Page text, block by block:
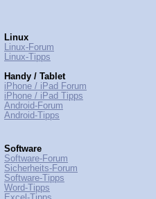
Linux
Linux-Forum
Linux-Tipps
Handy / Tablet
iPhone / iPad Forum
iPhone / iPad Tipps
Android-Forum
Android-Tipps
Software
Software-Forum
Sicherheits-Forum
Software-Tipps
Word-Tipps